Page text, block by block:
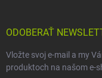
ODOBERAŤ
Vložte svoj e-mail a my
produktoch na našom e-